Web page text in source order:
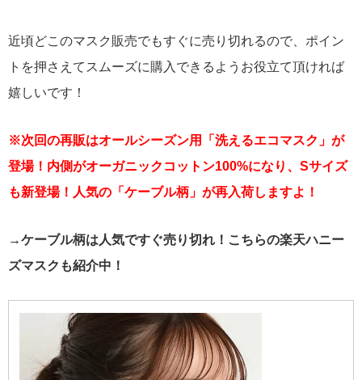
近頃どこのマスク販売でもすぐに売り切れるので、ポイン
トを押さえてスムーズに購入できるようお役立て頂ければ
嬉しいです！
※次回の再販はオールシーズン用「洗えるエコマスク」が
登場！内側がオーガニックコットン100%になり、Sサイズ
も新登場！人気の「ケーブル柄」が再入荷しますよ！
→ケーブル柄は人気ですぐ売り切れ！こちらの楽天ハニー
ズマスクも紹介中！